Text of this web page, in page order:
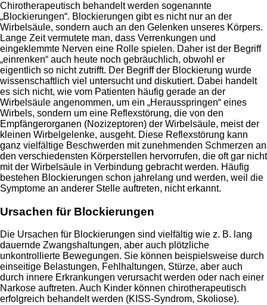
Chirotherapeutisch behandelt werden sogenannte
„Blockierungen“. Blockierungen gibt es nicht nur an der
Wirbelsäule, sondern auch an den Gelenken unseres Körpers.
Lange Zeit vermutete man, dass Verrenkungen und
eingeklemmte Nerven eine Rolle spielen. Daher ist der Begriff
„einrenken“ auch heute noch gebräuchlich, obwohl er
eigentlich so nicht zutrifft. Der Begriff der Blockierung wurde
wissenschaftlich viel untersucht und diskutiert. Dabei handelt
es sich nicht, wie vom Patienten häufig gerade an der
Wirbelsäule angenommen, um ein „Herausspringen“ eines
Wirbels, sondern um eine Reflexstörung, die von den
Empfängerorganen (Nozizeptoren) der Wirbelsäule, meist der
kleinen Wirbelgelenke, ausgeht. Diese Reflexstörung kann
ganz vielfältige Beschwerden mit zunehmenden Schmerzen an
den verschiedensten Körperstellen hervorrufen, die oft gar nicht
mit der Wirbelsäule in Verbindung gebracht werden. Häufig
bestehen Blockierungen schon jahrelang und werden, weil die
Symptome an anderer Stelle auftreten, nicht erkannt.
Ursachen für Blockierungen
Die Ursachen für Blockierungen sind vielfältig wie z. B. lang
dauernde Zwangshaltungen, aber auch plötzliche
unkontrollierte Bewegungen. Sie können beispielsweise durch
einseitige Belastungen, Fehlhaltungen, Stürze, aber auch
durch innere Erkrankungen verursacht werden oder nach einer
Narkose auftreten. Auch Kinder können chirotherapeutisch
erfolgreich behandelt werden (KISS-Syndrom, Skoliose).